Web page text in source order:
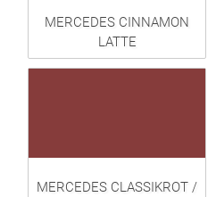
MERCEDES CINNAMON
LATTE
MERCEDES CLASSIKROT /